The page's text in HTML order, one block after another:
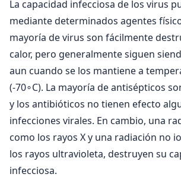
La capacidad infecciosa de los virus
mediante determinados agentes
mayoría de virus son fácilmente
calor, pero generalmente siguen
aun cuando se los mantiene a
(-70∘C). La mayoría de antisépticos
y los antibióticos no tienen efecto
infecciones virales. En cambio, una
como los rayos X y una radiación no
los rayos ultravioleta, destruyen su
infecciosa.